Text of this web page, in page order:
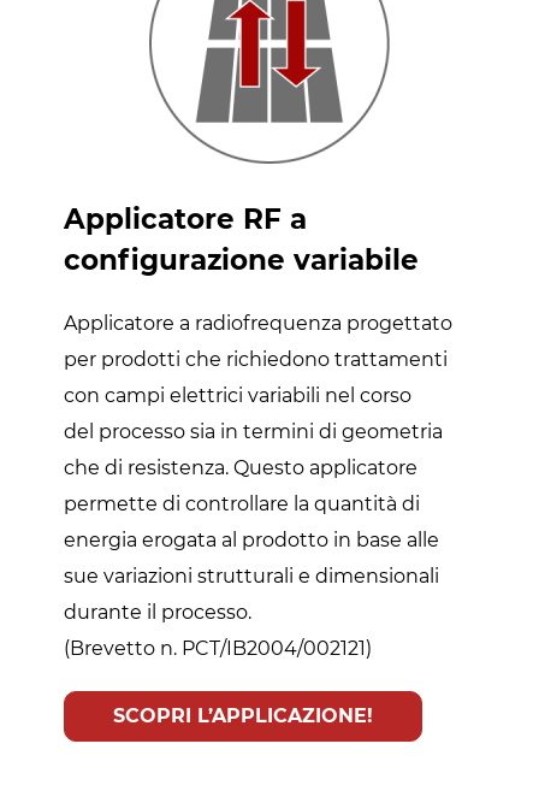
Applicatore RF a
configurazione variabile
Applicatore a radiofrequenza progettato
per prodotti che richiedono trattamenti
con campi elettrici variabili nel corso
del processo sia in termini di geometria
che di resistenza. Questo applicatore
permette di controllare la quantità di
energia erogata al prodotto in base alle
sue variazioni strutturali e dimensionali
durante il processo.
(Brevetto n. PCT/IB2004/002121)
SCOPRI L’APPLICAZIONE!